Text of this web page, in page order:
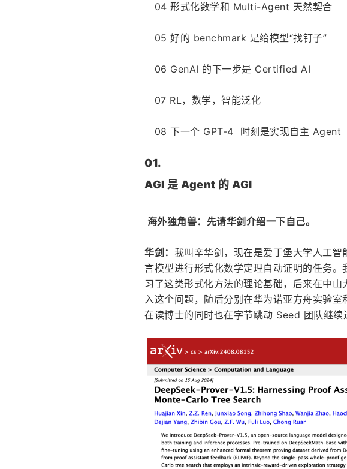
   04 形式化数学和 Multi-Agent 天然契合
   05 好的 benchmark 是给模型“找钉子”
   06 GenAI 的下一步是 Certified AI
   07 RL，数学，智能泛化
   08 下一个 GPT-4  时刻是实现自主 Agent
01.
AGI 是 Agent 的 AGI
海外独角兽：先请华剑介绍一下自己。
华剑： 我叫辛华剑，现在是爱丁堡大学人工
言模型进行形式化数学定理自动证明的任务
习了这类形式化方法的理论基础，后来在中
入这个问题，随后分别在华为诺亚方舟实验
在读博士的同时也在字节跳动 Seed 团队继续